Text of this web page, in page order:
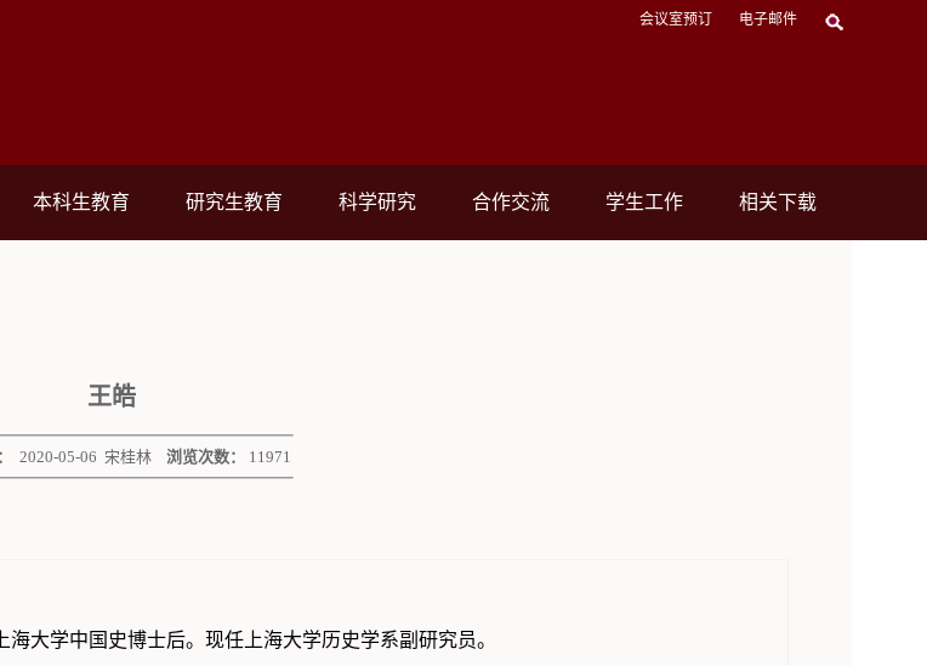
会议室预订 电子邮件
本科生教育 研究生教育 科学研究 合作交流 学生工作 相关下载
王皓
2020-05-06 宋桂林 浏览次数： 11971
大学中国史博士后。现任上海大学历史学系副研究员。